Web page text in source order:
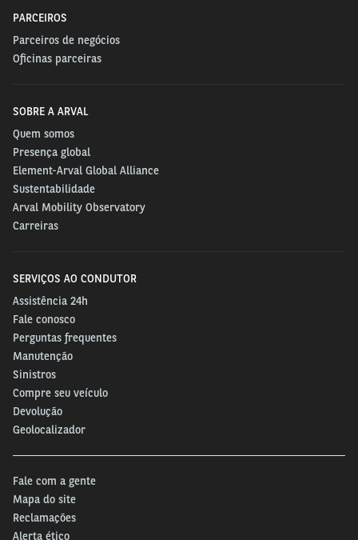
custos, uma vez que, com ela, o gestor identifica
qual combustível traz melhor custo-benefício e
calcula o quilômetro rodado das viagens.
Não esqueça da manutenção
preventiva
Isso acontece porque durante a revisão são
identificadas as possíveis falhas com o veículo antes
que ele comece a apresentar problema.
As manutenções preventivas ainda permitem que o
gestor tenha uma maior previsibilidade nos custos
PARCEIROS
Parceiros de negócios
Oficinas parceiras
SOBRE A ARVAL
Quem somos
Presença global
Element-Arval Global Alliance
Sustentabilidade
Arval Mobility Observatory
Carreiras
SERVIÇOS AO CONDUTOR
Assistência 24h
Fale conosco
Perguntas frequentes
Manutenção
Sinistros
Compre seu veículo
Devolução
Geolocalizador
Fale com a gente
Mapa do site
Reclamações
Alerta ético